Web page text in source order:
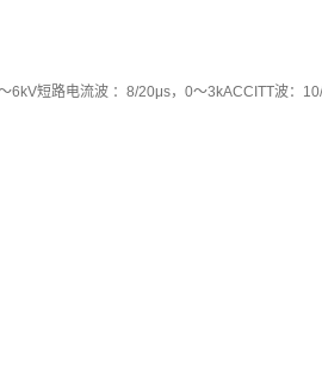
6kV短路电流波 ：8/20μs，0～3kACCITT波：